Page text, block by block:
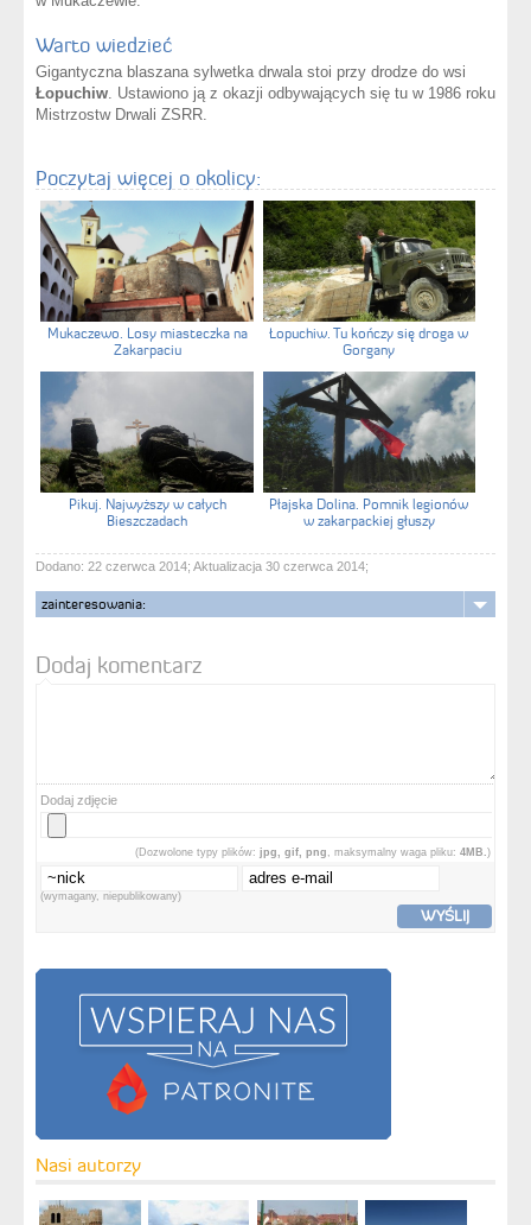
Warto wiedzieć
Gigantyczna blaszana sylwetka drwala stoi przy drodze do wsi
Łopuchiw. Ustawiono ją z okazji odbywających się tu w 1986 roku
Mistrzostw Drwali ZSRR.
Poczytaj więcej o okolicy:
Mukaczewo. Losy miasteczka na
Zakarpaciu
Łopuchiw. Tu kończy się droga w
Gorgany
Pikuj. Najwyższy w całych
Bieszczadach
Płajska Dolina. Pomnik legionów
w zakarpackiej głuszy
Dodano: 22 czerwca 2014; Aktualizacja 30 czerwca 2014;
zainteresowania:
Dodaj komentarz
Dodaj zdjęcie
(Dozwolone typy plików: jpg, gif, png , maksymalny waga pliku: 4MB. )
(wymagany, niepublikowany)
WYŚLIJ
Nasi autorzy